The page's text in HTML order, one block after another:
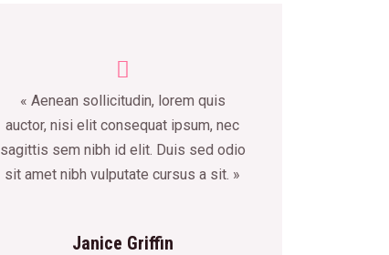
« Aenean sollicitudin, lorem quis
auctor, nisi elit consequat ipsum, nec
sagittis sem nibh id elit. Duis sed odio
sit amet nibh vulputate cursus a sit. »
Janice Griffin